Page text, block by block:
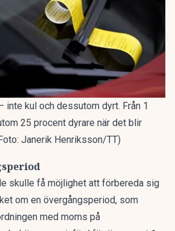
inte kul och dessutom dyrt. Från 1
25 procent dyrare när det blir
Janerik Henriksson/TT)
skulle få möjlighet att förbereda sig
om en övergångsperiod, som
med moms på